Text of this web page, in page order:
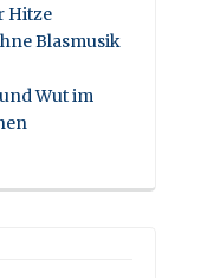
Hitze
Blasmusik
Wut im